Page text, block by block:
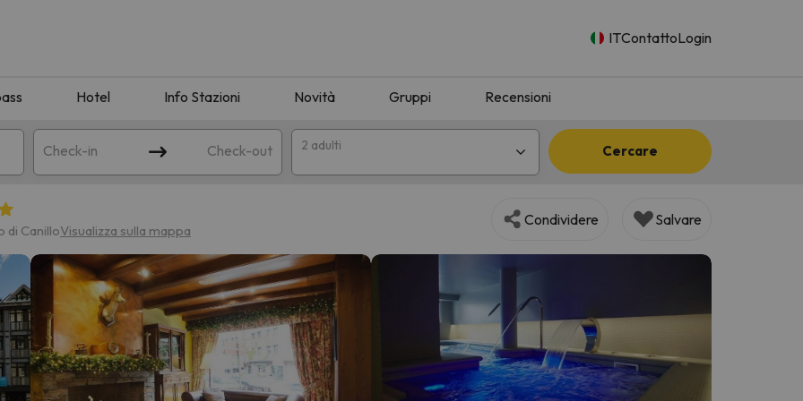
ITContattoLogin
Hotel Info Stazioni Novità Gruppi Recensioni
Check-in Check-out 2 adulti Cercare
alla sua ricerca. Provare a modificare la destinazione.
di CanilloVisualizza sulla mappa
Condividere Salvare